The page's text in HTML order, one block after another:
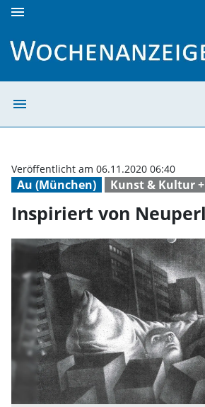
menu
menu
Au (München) Kunst & Kultur
Veröffentlicht am 06.11.2020 06:40
Inspiriert von